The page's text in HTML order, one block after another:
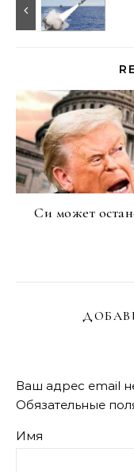
Си может
Ваш адрес email
Обязательные
Имя